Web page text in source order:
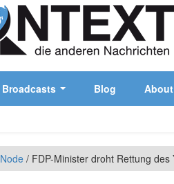
Broadcasts Blog
Node / FDP-Minister droht Rettung